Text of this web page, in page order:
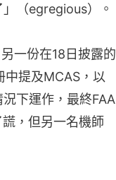
（egregious）。
一份在18日披露的
提及MCAS，以
下運作，最終FAA
，但另一名機師